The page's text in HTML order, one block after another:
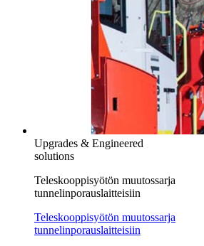
Upgrades & Engineered
solutions
Teleskooppisyötön muutossarja
tunnelinporauslaitteisiin
Teleskooppisyötön muutossarja
tunnelinporauslaitteisiin